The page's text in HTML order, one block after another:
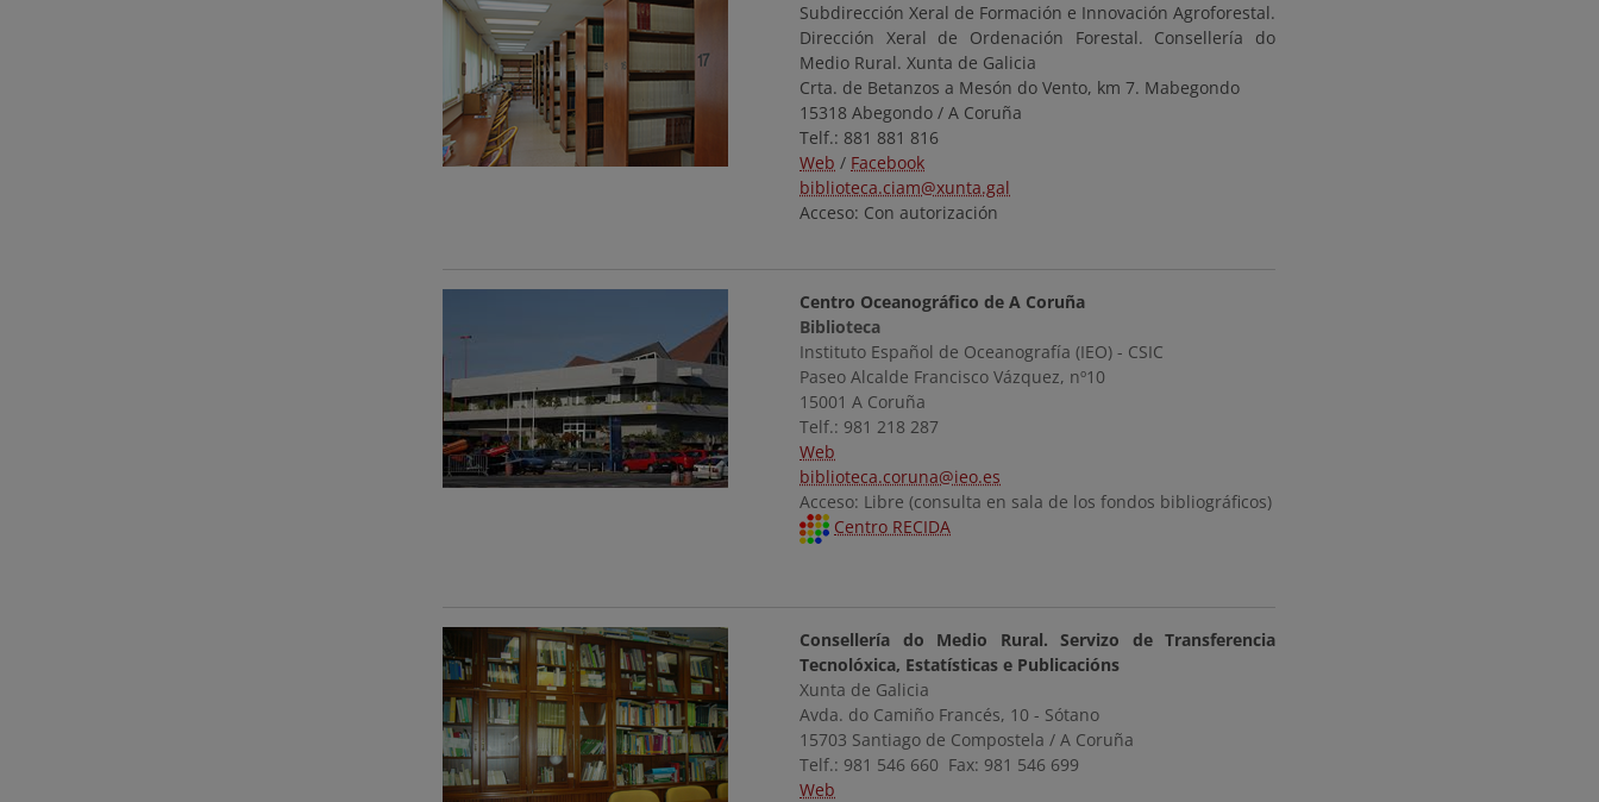
Subdirección Xeral de Formación e Innovación Agroforestal.
Dirección Xeral de Ordenación Forestal. Consellería do
Medio Rural. Xunta de Galicia
Crta. de Betanzos a Mesón do Vento, km 7. Mabegondo
15318 Abegondo / A Coruña
Telf.: 881 881 816
Web / Facebook
biblioteca.ciam@xunta.gal
Acceso: Con autorización
Centro Oceanográfico de A Coruña
Biblioteca
Instituto Español de Oceanografía (IEO) - CSIC
Paseo Alcalde Francisco Vázquez, nº10
15001 A Coruña
Telf.: 981 218 287
Web
biblioteca.coruna@ieo.es
Acceso: Libre (consulta en sala de los fondos bibliográficos)
Centro RECIDA
Consellería do Medio Rural. Servizo de Transferencia
Tecnolóxica, Estatísticas e Publicacións
Xunta de Galicia
Avda. do Camiño Francés, 10 - Sótano
15703 Santiago de Compostela / A Coruña
Telf.: 981 546 660 Fax: 981 546 699
Web